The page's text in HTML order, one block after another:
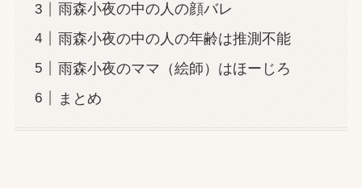
雨森小夜の中の人の顔バレ
雨森小夜の中の人の年齢は推測不能
雨森小夜のママ（絵師）はほーじろ
まとめ